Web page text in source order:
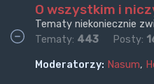
O wszystkim i
Tematy niekoniecznie
Tematy: 443 Posty:
Moderatorzy: Nasum,